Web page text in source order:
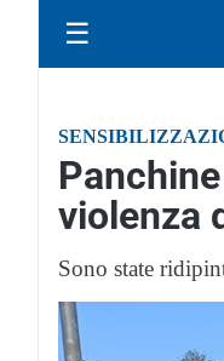
☰
violenza
Sono state